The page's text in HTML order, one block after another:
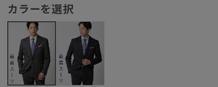
カラーを選択